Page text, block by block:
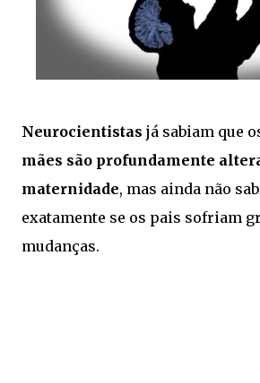
Neurocientistas já sabiam que
mães são profundamente
maternidade, mas ainda não
exatamente se os pais sofriam
mudanças.